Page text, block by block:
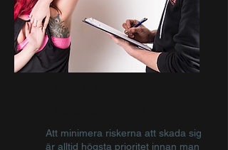
Att minimera riskerna att skada sig
är alltid högsta prioritet innan man